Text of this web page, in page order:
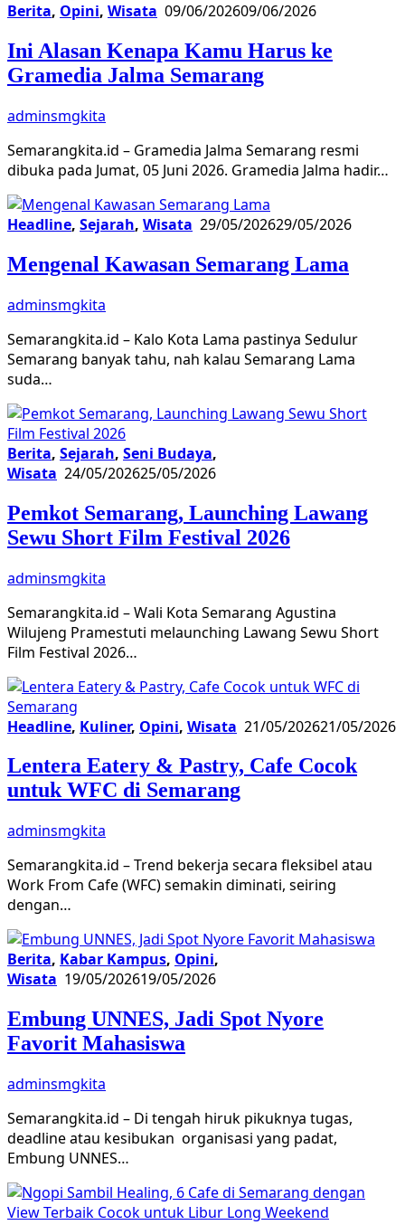
Berita, Opini, Wisata 09/06/202609/06/2026
Ini Alasan Kenapa Kamu Harus ke
Gramedia Jalma Semarang
adminsmgkita
Semarangkita.id – Gramedia Jalma Semarang resmi
dibuka pada Jumat, 05 Juni 2026. Gramedia Jalma hadir…
Headline, Sejarah, Wisata 29/05/202629/05/2026
Mengenal Kawasan Semarang Lama
adminsmgkita
Semarangkita.id – Kalo Kota Lama pastinya Sedulur
Semarang banyak tahu, nah kalau Semarang Lama
suda…
Berita, Sejarah, Seni Budaya,
Wisata 24/05/202625/05/2026
Pemkot Semarang, Launching Lawang
Sewu Short Film Festival 2026
adminsmgkita
Semarangkita.id – Wali Kota Semarang Agustina
Wilujeng Pramestuti melaunching Lawang Sewu Short
Film Festival 2026…
Headline, Kuliner, Opini, Wisata 21/05/202621/05/2026
Lentera Eatery & Pastry, Cafe Cocok
untuk WFC di Semarang
adminsmgkita
Semarangkita.id – Trend bekerja secara fleksibel atau
Work From Cafe (WFC) semakin diminati, seiring
dengan…
Berita, Kabar Kampus, Opini,
Wisata 19/05/202619/05/2026
Embung UNNES, Jadi Spot Nyore
Favorit Mahasiswa
adminsmgkita
Semarangkita.id – Di tengah hiruk pikuknya tugas,
deadline atau kesibukan organisasi yang padat,
Embung UNNES…